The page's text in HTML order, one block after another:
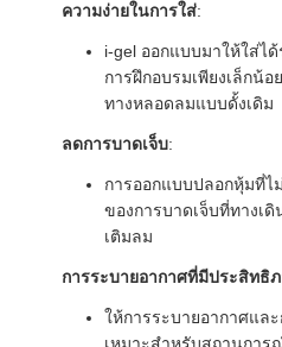
ความง่ายในการใส่:
i-gel ออกแบบมาให้ใส่ไ
การฝึกอบรมเพียงเล็กน้อ
ทางหลอดลมแบบดั้งเดิม
ลดการบาดเจ็บ:
การออกแบบปลอกหุ้มที่ไ
ของการบาดเจ็บที่ทางเ
เติมลม
การระบายอากาศที่มีประสิทธิ
ให้การระบายอากาศแล